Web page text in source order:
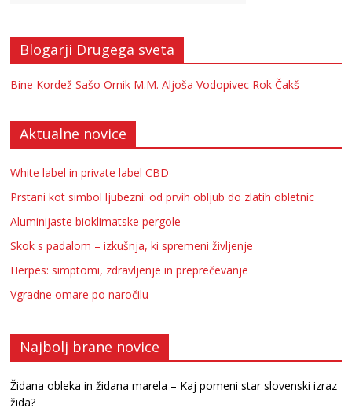
Blogarji Drugega sveta
Bine Kordež Sašo Ornik M.M. Aljoša Vodopivec Rok Čakš
Aktualne novice
White label in private label CBD
Prstani kot simbol ljubezni: od prvih obljub do zlatih obletnic
Aluminijaste bioklimatske pergole
Skok s padalom – izkušnja, ki spremeni življenje
Herpes: simptomi, zdravljenje in preprečevanje
Vgradne omare po naročilu
Najbolj brane novice
Židana obleka in židana marela – Kaj pomeni star slovenski izraz
žida?